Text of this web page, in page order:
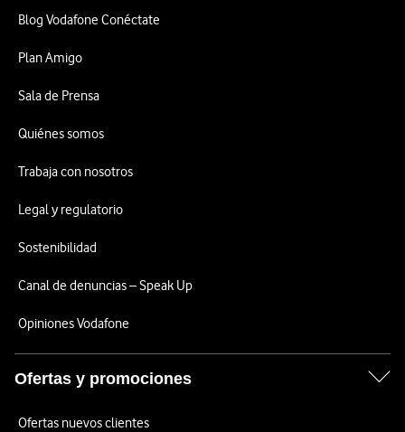
Blog Vodafone Conéctate
Plan Amigo
Sala de Prensa
Quiénes somos
Trabaja con nosotros
Legal y regulatorio
Sostenibilidad
Canal de denuncias – Speak Up
Opiniones Vodafone
Ofertas y promociones
Ofertas nuevos clientes